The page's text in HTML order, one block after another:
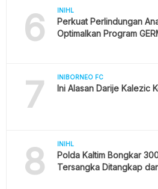
6 INIHL
Perkuat Perlindungan
Optimalkan Program
7 INIBORNEO FC
Ini Alasan Darije Kalezic
8 INIHL
Polda Kaltim Bongkar
Tersangka Ditangkap